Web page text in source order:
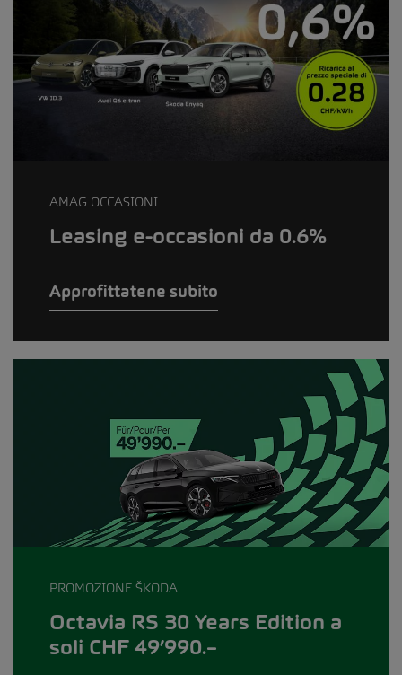
AMAG OCCASIONI
Leasing e-occasioni da 0.6%
Approfittatene subito
PROMOZIONE ŠKODA
Octavia RS 30 Years Edition a
soli CHF 49’990.–